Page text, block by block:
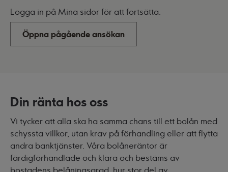
Logga in på Mina sidor för att fortsätta.
Öppna pågående ansökan
Din ränta hos oss
Vi tycker att alla ska ha samma chans till ett bolån med
schyssta villkor, utan krav på förhandling eller att flytta
andra banktjänster. Våra bolåneräntor är
färdigförhandlade och klara och bestäms av
bostadens belåningsgrad, hur stor del av